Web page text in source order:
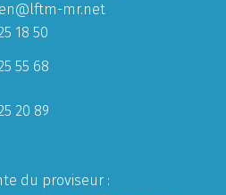
mr.net
18 50
55 68
20 89
du proviseur :